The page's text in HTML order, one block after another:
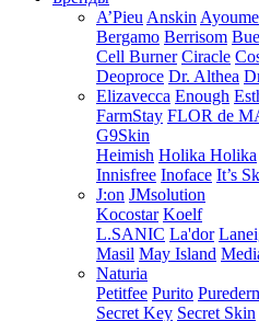
A’Pieu Anskin Ayoume
Bergamo Berrisom
Cell Burner Ciracle
Deoproce Dr. Althea
Elizavecca Enough
FarmStay FLOR de
G9Skin
Heimish Holika Holika
Innisfree Inoface It’s
J:on JMsolution
Kocostar Koelf
L.SANIC La'dor
Masil May Island
Naturia
Petitfee Purito
Secret Key Secret Skin